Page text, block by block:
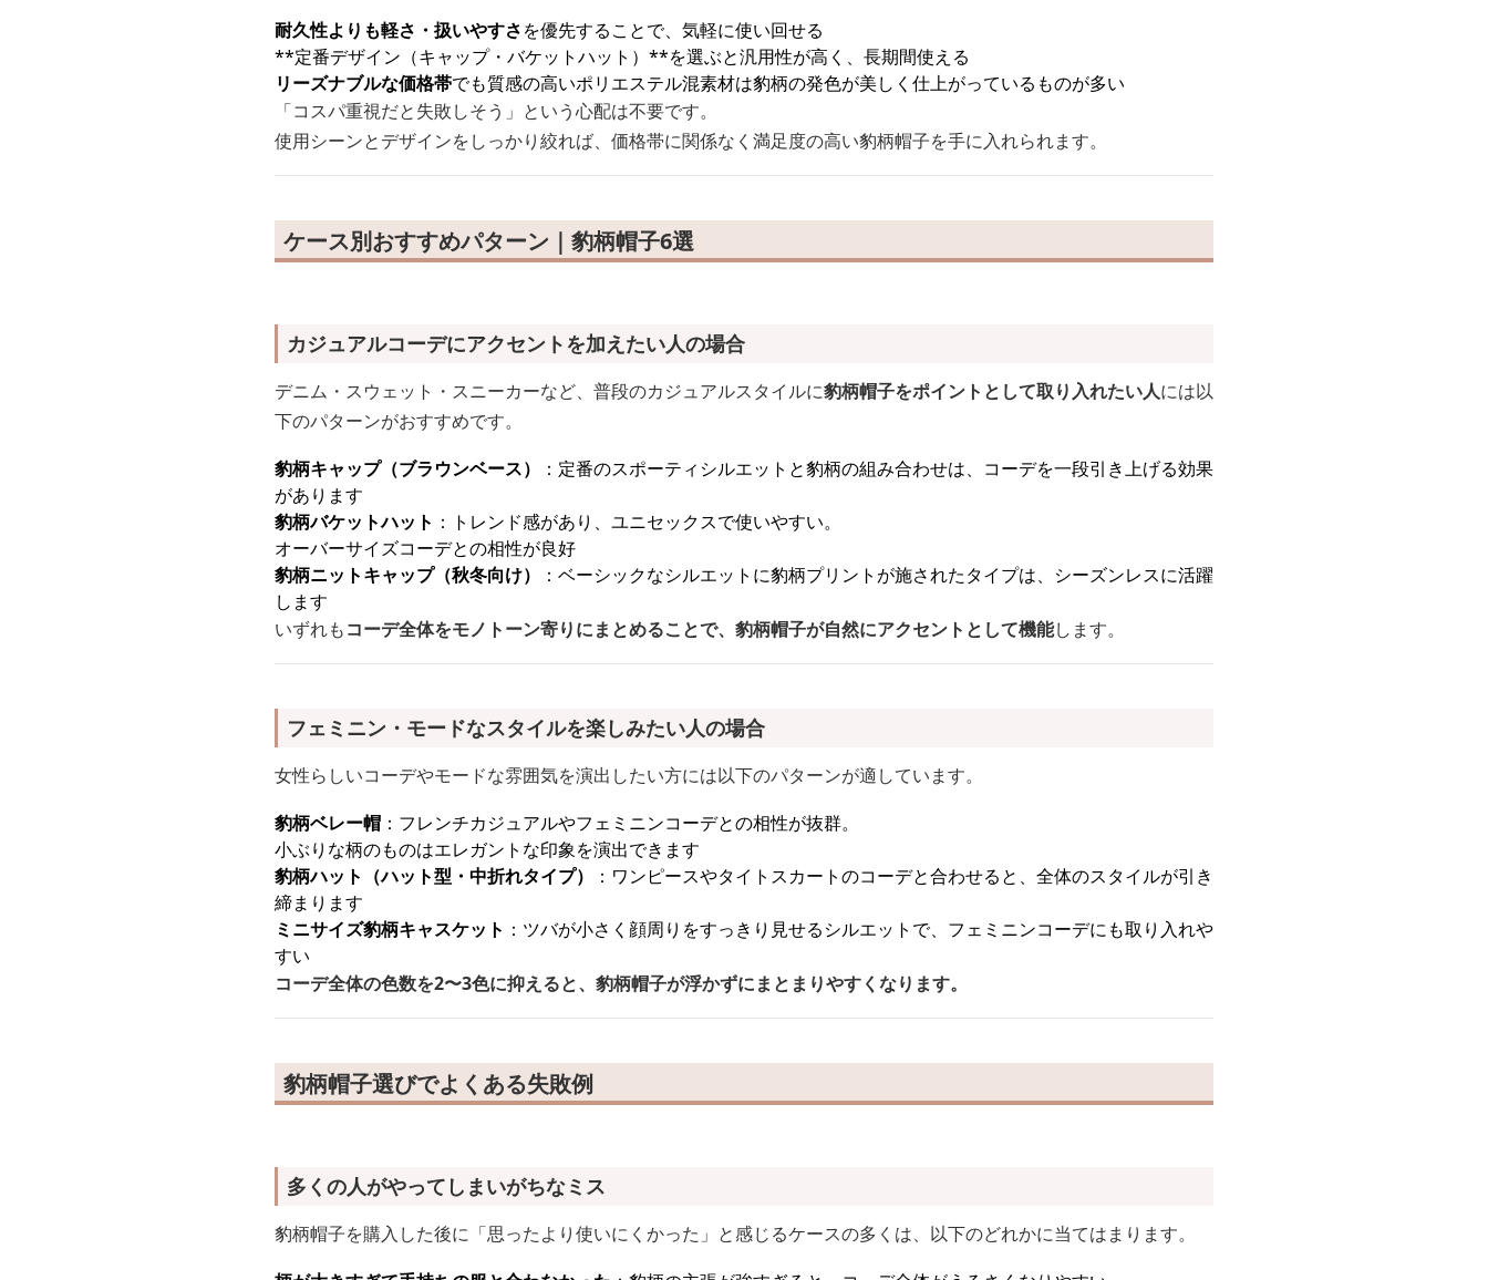
耐久性よりも軽さ・扱いやすさを優先することで、気軽に使い回せる
**定番デザイン（キャップ・バケットハット）**を選ぶと汎用性が高く、長期間使える
リーズナブルな価格帯でも質感の高いポリエステル混素材は豹柄の発色が美しく仕上がっているものが多い
「コスパ重視だと失敗しそう」という心配は不要です。
使用シーンとデザインをしっかり絞れば、価格帯に関係なく満足度の高い豹柄帽子を手に入れられます。
ケース別おすすめパターン｜豹柄帽子6選
カジュアルコーデにアクセントを加えたい人の場合
デニム・スウェット・スニーカーなど、普段のカジュアルスタイルに豹柄帽子をポイントとして取り入れたい人には以
下のパターンがおすすめです。
豹柄キャップ（ブラウンベース）
：定番のスポーティシルエットと豹柄の組み合わせは、コーデを一段引き上げる効果
があります
豹柄バケットハット ：トレンド感があり、ユニセックスで使いやすい。
オーバーサイズコーデとの相性が良好
豹柄ニットキャップ（秋冬向け）
：ベーシックなシルエットに豹柄プリントが施されたタイプは、シーズンレスに活躍
します
いずれもコーデ全体をモノトーン寄りにまとめることで、豹柄帽子が自然にアクセントとして機能します。
フェミニン・モードなスタイルを楽しみたい人の場合
女性らしいコーデやモードな雰囲気を演出したい方には以下のパターンが適しています。
豹柄ベレー帽 ：フレンチカジュアルやフェミニンコーデとの相性が抜群。
小ぶりな柄のものはエレガントな印象を演出できます
豹柄ハット（ハット型・中折れタイプ）
：ワンピースやタイトスカートのコーデと合わせると、全体のスタイルが引き
締まります
ミニサイズ豹柄キャスケット ：ツバが小さく顔周りをすっきり見せるシルエットで、フェミニンコーデにも取り入れや
すい
コーデ全体の色数を2〜3色に抑えると、豹柄帽子が浮かずにまとまりやすくなります。
豹柄帽子選びでよくある失敗例
多くの人がやってしまいがちなミス
豹柄帽子を購入した後に「思ったより使いにくかった」と感じるケースの多くは、以下のどれかに当てはまります。